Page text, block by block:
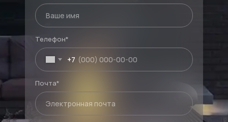
Телефон*
+7
Почта*